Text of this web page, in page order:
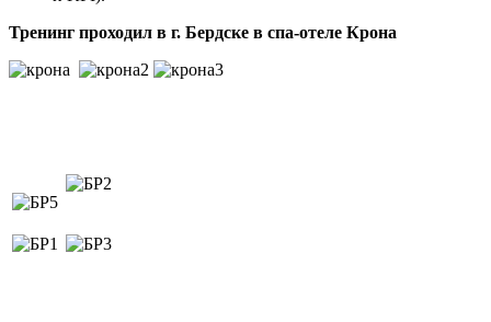
Тренинг проходил в г. Бердске в спа-отеле Крона